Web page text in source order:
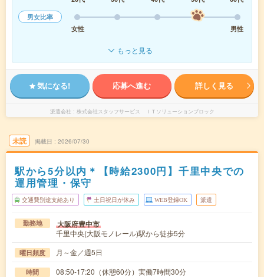
男女比率
女性
男性
もっと見る
気になる! 応募へ進む 詳しく見る
派遣会社 株式会社スタッフサービス ＩＴソリューションブロック
未読 掲載日 2026/07/30
駅から5分以内＊【時給2300円】千里中央での
運用管理・保守
交通費別途支給あり 土日祝日が休み WEB登録OK 派遣
勤務地 大阪府豊中市
千里中央(大阪モノレール)駅から徒歩5分
曜日頻度 月～金／週5日
時間 08:50-17:20（休憩60分）実働7時間30分